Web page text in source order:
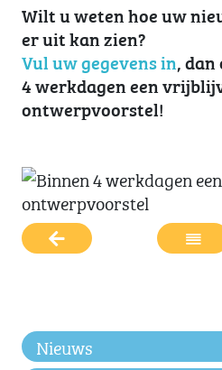
Wilt u weten hoe uw
er uit kan zien?
Vul uw gegevens in,
4 werkdagen een
ontwerpvoorstel!
Nieuws